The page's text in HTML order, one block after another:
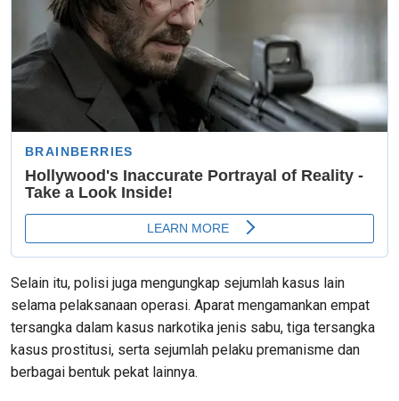
Selain itu, polisi juga mengungkap sejumlah kasus lain
selama pelaksanaan operasi. Aparat mengamankan empat
tersangka dalam kasus narkotika jenis sabu, tiga tersangka
kasus prostitusi, serta sejumlah pelaku premanisme dan
berbagai bentuk pekat lainnya.